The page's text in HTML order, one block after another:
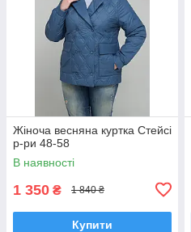
Жіноча весняна куртка Стейсі
р-ри 48-58
В наявності
1 350 ₴ 1 840 ₴
Купити